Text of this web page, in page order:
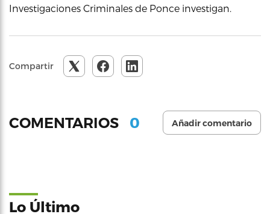
Investigaciones Criminales de Ponce investigan.
Compartir
COMENTARIOS 0 Añadir comentario
Lo Último